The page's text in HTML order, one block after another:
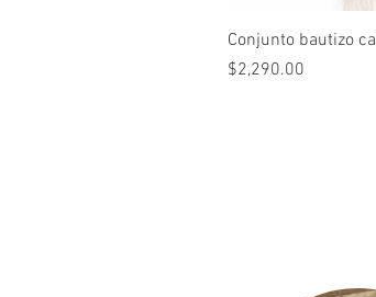
Conjunto bautizo
Precio
$2,290.00